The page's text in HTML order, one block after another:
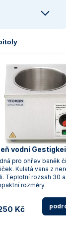
vodní Gestigkeit
pro ohřev baněk či
Kulatá vana z
Teplotní rozsah 30 až
rozměry.
Kč